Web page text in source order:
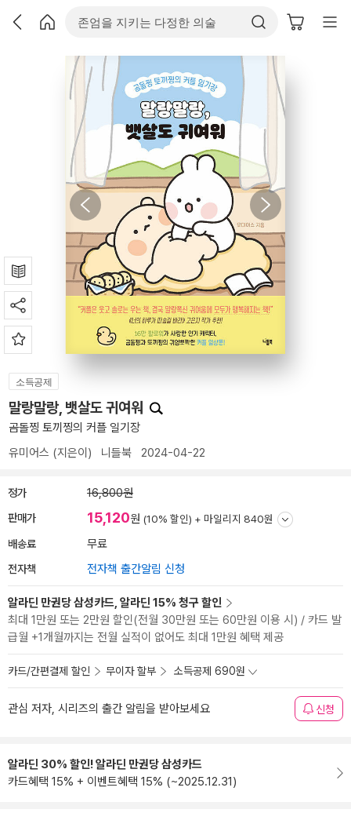
소득공제
말랑말랑, 뱃살도 귀여워
곰돌찡 토끼찡의 커플 일기장
유미어스 (지은이) 니들북 2024-04-22
정가 16,800원
판매가 15,120원 (10% 할인) + 마일리지 840원
배송료 무료
전자책 전자책 출간알림 신청
알라딘 만권당 삼성카드, 알라딘 15% 청구 할인
최대 1만원 또는 2만원 할인(전월 30만원 또는 60만원 이용 시) / 카드 발
급월 +1개월까지는 전월 실적이 없어도 최대 1만원 혜택 제공
카드/간편결제 할인 무이자 할부 소득공제 690원
관심 저자, 시리즈의 출간 알림을 받아보세요 신청
알라딘 30% 할인! 알라딘 만권당 삼성카드
카드혜택 15% + 이벤트혜택 15% (~2025.12.31)